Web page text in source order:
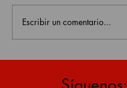
Escribir un comentario...